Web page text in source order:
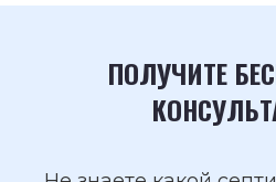
ПОЛУЧИТЕ